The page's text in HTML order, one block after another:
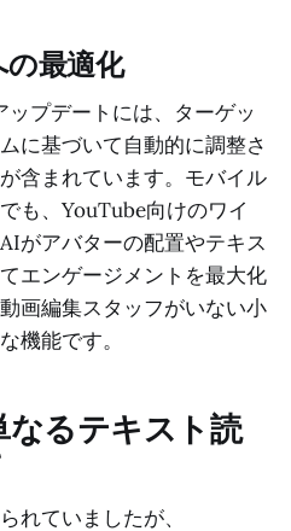
最適化
プデートには、ターゲッ
に基づいて自動的に調整さ
含まれています。モバイル
も、YouTube向けのワイ
がアバターの配置やテキス
エンゲージメントを最大化
画編集スタッフがいない小
機能です。
るテキスト読
れていましたが、